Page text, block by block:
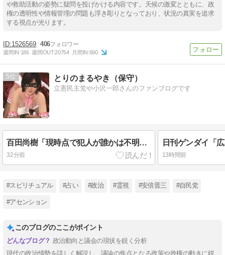
や救助活動の姿勢に疑問を投げかける内容です。天候の激変とともに、政
権の透明性や情報管理の問題も浮き彫りとなっており、状況の真実を追求
する視点が光ります。
1526569 406
週間IN:186 週間OUT:20754 月間IN:690
5 とりのまるやき（保守）
立憲民主党や小沢一郎さんのファンブログです
百田尚樹「現時点で犯人が誰かは不明だが、私は日本人ではないと思う」 シャインマスカット盗難事件に
32分前 13時間前
#スピリチュアル #占い #政治 #霊視 #安倍晋三 #自民党
#アセンション
このブログのここがポイント
政治動向と議会の現状を鋭く分析
現代の政治情勢を詳しく解説し、議論の焦点となる政策や政権の動きに鋭